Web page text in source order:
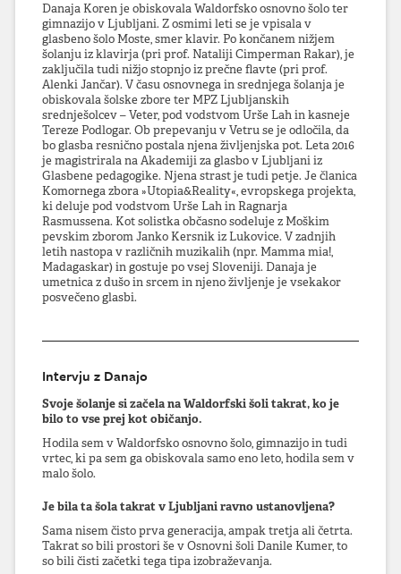
Danaja Koren je obiskovala Waldorfsko osnovno šolo ter
gimnazijo v Ljubljani. Z osmimi leti se je vpisala v
glasbeno šolo Moste, smer klavir. Po končanem nižjem
šolanju iz klavirja (pri prof. Nataliji Cimperman Rakar), je
zaključila tudi nižjo stopnjo iz prečne flavte (pri prof.
Alenki Jančar). V času osnovnega in srednjega šolanja je
obiskovala šolske zbore ter MPZ Ljubljanskih
srednješolcev – Veter, pod vodstvom Urše Lah in kasneje
Tereze Podlogar. Ob prepevanju v Vetru se je odločila, da
bo glasba resnično postala njena življenjska pot. Leta 2016
je magistrirala na Akademiji za glasbo v Ljubljani iz
Glasbene pedagogike. Njena strast je tudi petje. Je članica
Komornega zbora »Utopia&Reality«, evropskega projekta,
ki deluje pod vodstvom Urše Lah in Ragnarja
Rasmussena. Kot solistka občasno sodeluje z Moškim
pevskim zborom Janko Kersnik iz Lukovice. V zadnjih
letih nastopa v različnih muzikalih (npr. Mamma mia!,
Madagaskar) in gostuje po vsej Sloveniji. Danaja je
umetnica z dušo in srcem in njeno življenje je vsekakor
posvečeno glasbi.
Intervju z Danajo
Svoje šolanje si začela na Waldorfski šoli takrat, ko je
bilo to vse prej kot običanjo.
Hodila sem v Waldorfsko osnovno šolo, gimnazijo in tudi
vrtec, ki pa sem ga obiskovala samo eno leto, hodila sem v
malo šolo.
Je bila ta šola takrat v Ljubljani ravno ustanovljena?
Sama nisem čisto prva generacija, ampak tretja ali četrta.
Takrat so bili prostori še v Osnovni šoli Danile Kumer, to
so bili čisti začetki tega tipa izobraževanja.